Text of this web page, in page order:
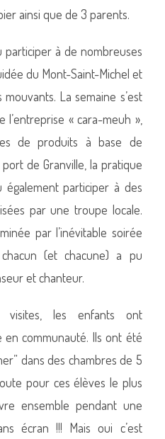
ainsi que de 3 parents.
participer à de nombreuses
du Mont-Saint-Michel et
La semaine s’est
« cara-meuh »,
de produits à base de
de Granville, la pratique
participer à des
par une troupe locale.
par l’inévitable soirée
(et chacune) a pu
et chanteur.
visites, les enfants ont
en communauté. Ils ont été
dans des chambres de 5
pour ces élèves le plus
ensemble pendant une
écran !!! Mais oui c’est